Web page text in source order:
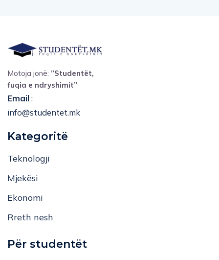
Motoja jonë: ”Studentët,
fuqia e ndryshimit”
Email:
info@studentet.mk
Kategoritë
Teknologji
Mjekësi
Ekonomi
Rreth nesh
Për studentët